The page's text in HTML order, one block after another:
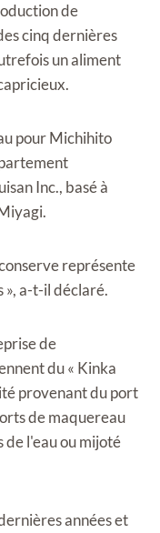
de
cinq dernières
un aliment
pour Michihito
Inc., basé à
représente
», a-t-il déclaré.
de
du « Kinka
provenant du port
de maquereau
de l'eau ou mijoté
années et